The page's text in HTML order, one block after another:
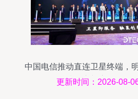
中国电信推动直连卫星终端，
科技推广与应用服务
更新时间：2026-08-